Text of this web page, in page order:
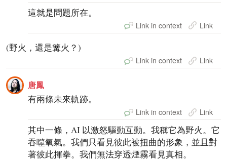
這就是問題所在。
Link in context Link
(野火，還是篝火？)
Link in context Link
唐鳳
有兩條未來軌跡。
Link in context Link
其中一條，AI 以激怒驅動互動。我稱它為野火。它
吞噬氧氣。我們只看見彼此被扭曲的形象，並且對
著彼此揮拳。我們無法穿透煙霧看見真相。